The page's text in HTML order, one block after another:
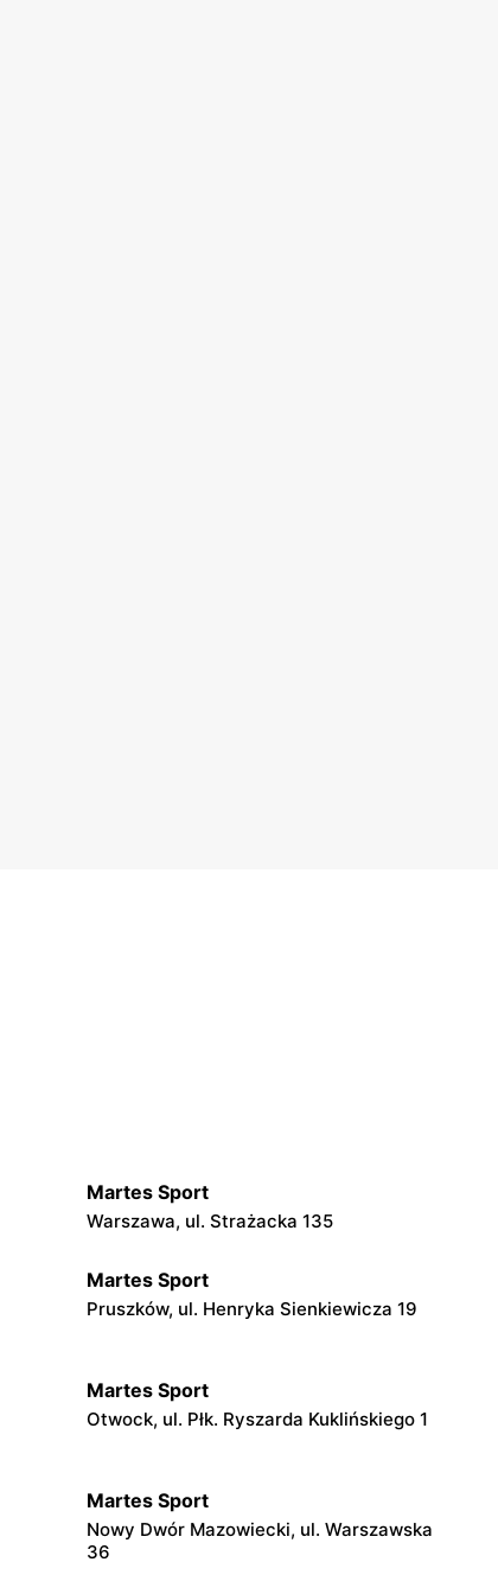
Martes Sport
Warszawa, ul. Strażacka 135
Martes Sport
Pruszków, ul. Henryka Sienkiewicza 19
Martes Sport
Otwock, ul. Płk. Ryszarda Kuklińskiego 1
Martes Sport
Nowy Dwór Mazowiecki, ul. Warszawska
36